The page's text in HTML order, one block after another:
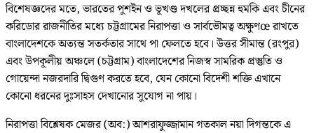
বিশেষজ্ঞদের মতে, ভারতের পুশইন ও ভূখণ্ড দখলের প্রচ্ছন্ন হুমকি এবং চীনের
করিডোর রাজনীতির মধ্যে চট্টগ্রামের নিরাপত্তা ও সার্বভৌমত্ব অক্ষুণœ রাখতে
বাংলাদেশকে অত্যন্ত সতর্কতার সাথে পা ফেলতে হবে। উত্তর সীমান্ত (রংপুর)
এবং উপকূলীয় অঞ্চলে (চট্টগ্রাম) বাংলাদেশের নিজস্ব সামরিক প্রস্তুতি ও
গোয়েন্দা নজরদারি দ্বিগুণ করতে হবে, যেন কোনো বিদেশী শক্তি এখানে
কোনো ধরনের দুঃসাহস দেখানোর সুযোগ না পায়।
নিরাপত্তা বিশ্লেষক মেজর (অব:) আশরাফুজ্জামান গতকাল নয়া দিগন্তকে এ